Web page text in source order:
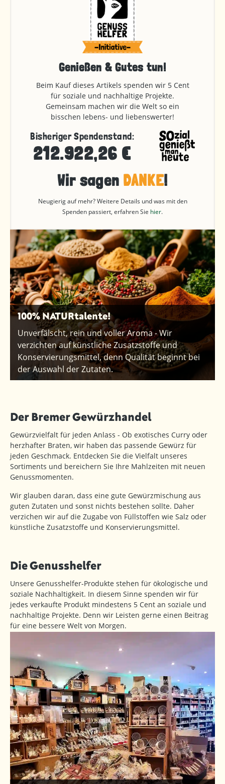
Genießen & Gutes tun!
Beim Kauf dieses Artikels spenden wir 5 Cent
für soziale und nachhaltige Projekte.
Gemeinsam machen wir die Welt so ein
bisschen lebens- und liebenswerter!
Bisheriger Spendenstand:
212.922,26 €
Wir sagen DANKE!
Neugierig auf mehr? Weitere Details und was mit den
Spenden passiert, erfahren Sie hier.
100% NATURtalente!
Unverfälscht, rein und voller Aroma - Wir
verzichten auf künstliche Zusatzstoffe und
Konservierungsmittel, denn Qualität beginnt bei
der Auswahl der Zutaten.
Der Bremer Gewürzhandel
Gewürzvielfalt für jeden Anlass - Ob exotisches Curry oder
herzhafter Braten, wir haben das passende Gewürz für
jeden Geschmack. Entdecken Sie die Vielfalt unseres
Sortiments und bereichern Sie Ihre Mahlzeiten mit neuen
Genussmomenten.
Wir glauben daran, dass eine gute Gewürzmischung aus
guten Zutaten und sonst nichts bestehen sollte. Daher
verzichen wir auf die Zugabe von Füllstoffen wie Salz oder
künstliche Zusatzstoffe und Konservierungsmittel.
Die Genusshelfer
Unsere Genusshelfer-Produkte stehen für ökologische und
soziale Nachhaltigkeit. In diesem Sinne spenden wir für
jedes verkaufte Produkt mindestens 5 Cent an soziale und
nachhaltige Projekte. Denn wir Leisten gerne einen Beitrag
für eine bessere Welt von Morgen.